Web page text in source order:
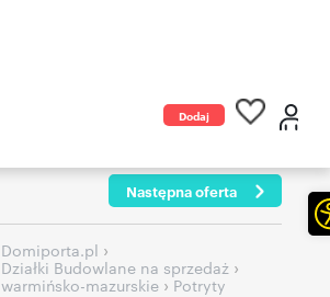
Dodaj
Następna oferta
Domiporta.pl ›
Działki Budowlane na sprzedaż ›
warmińsko-mazurskie ›Potryty